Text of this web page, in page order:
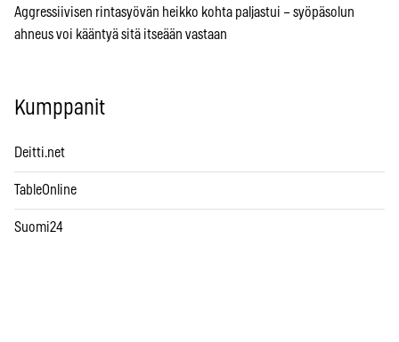
Aggressiivisen rintasyövän heikko kohta paljastui – syöpäsolun
ahneus voi kääntyä sitä itseään vastaan
Kumppanit
Deitti.net
TableOnline
Suomi24